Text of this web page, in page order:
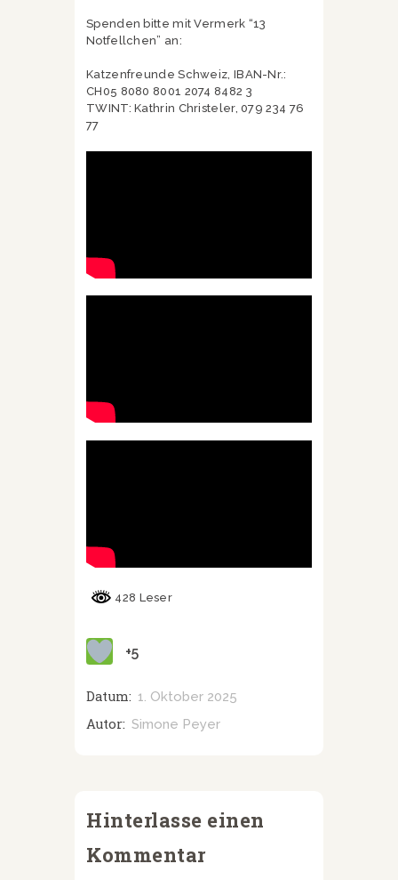
Spenden bitte mit Vermerk “13
Notfellchen” an:
Katzenfreunde Schweiz, IBAN-Nr.:
CH05 8080 8001 2074 8482 3
TWINT: Kathrin Christeler, 079 234 76
77
428 Leser
+5
Datum: 1. Oktober 2025
Autor: Simone Peyer
Hinterlasse einen
Kommentar